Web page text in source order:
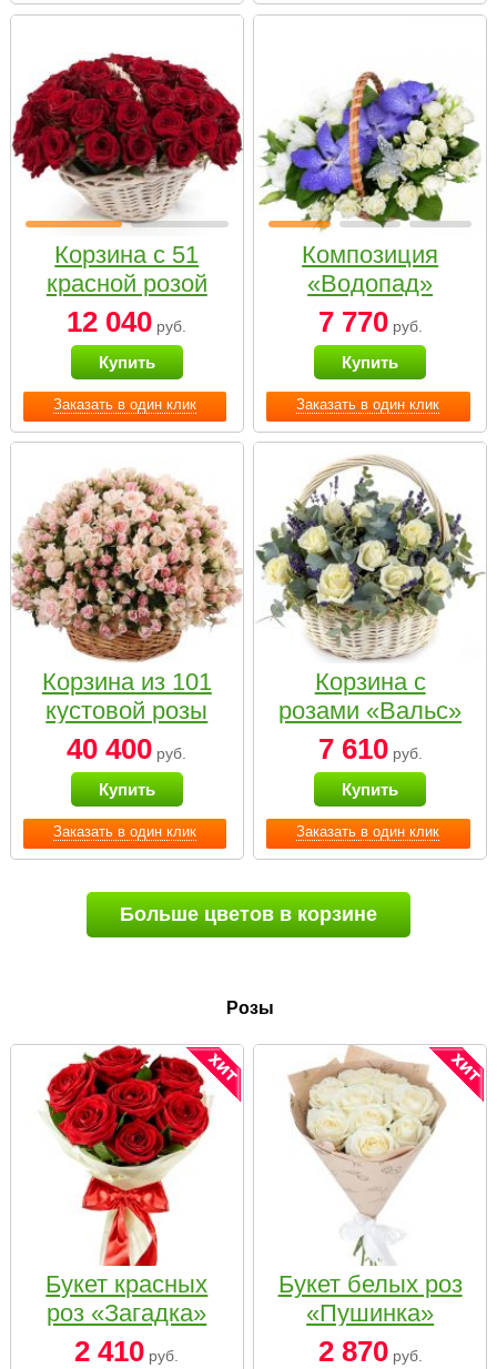
Заказать в один клик
Корзина с 51
красной розой
12 040 руб.
Купить
Заказать в один клик
Композиция
«Водопад»
7 770руб.
Купить
Заказать в один клик
Корзина из 101
кустовой розы
нежных тонов
40 400 руб.
Купить
Заказать в один клик
Корзина с
розами «Вальс»
7 610руб.
Купить
Больше цветов в корзине
Розы
Букет красных
роз «Загадка»
2 410 руб.
Букет белых роз
«Пушинка»
2 870руб.